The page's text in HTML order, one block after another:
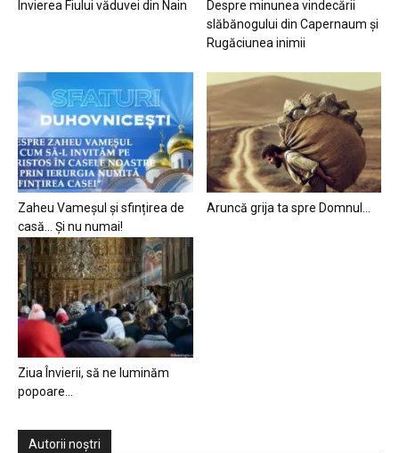
Învierea Fiului văduvei din Nain
Despre minunea vindecării
slăbănogului din Capernaum și
Rugăciunea inimii
Zaheu Vameșul și sfințirea de
casă… Și nu numai!
Aruncă grija ta spre Domnul…
Ziua Învierii, să ne luminăm
popoare…
Autorii noștri